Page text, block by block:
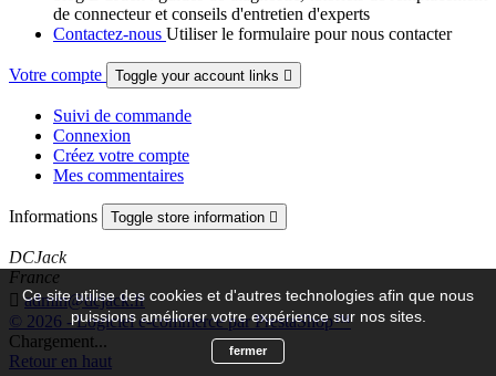
de connecteur et conseils d'entretien d'experts
Contactez-nous Utiliser le formulaire pour nous contacter
Votre compte Toggle your account links 
Suivi de commande
Connexion
Créez votre compte
Mes commentaires
Informations Toggle store information 
DCJack
France
 admin@dcjack.fr
Ce site utilise des cookies et d'autres technologies afin que nous
puissions améliorer votre expérience sur nos sites.
fermer
© 2026 - Logiciel e-commerce par PrestaShop™
Chargement...
Retour en haut